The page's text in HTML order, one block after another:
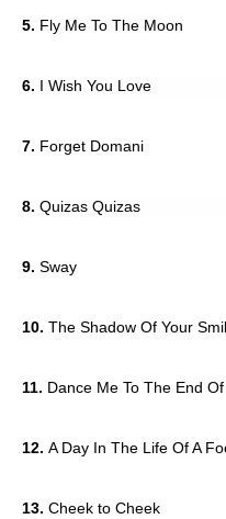
5. Fly Me To The Moon
6. I Wish You Love
7. Forget Domani
8. Quizas Quizas
9. Sway
10. The Shadow Of Your
11. Dance Me To The End
12. A Day In The Life Of A
13. Cheek to Cheek